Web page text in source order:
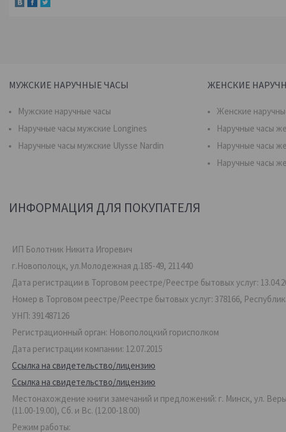
МУЖСКИЕ НАРУЧНЫЕ ЧАСЫ
Мужские наручные часы
Наручные часы мужские Longines
Наручные часы мужские Ulysse Nardin
ЖЕНСКИЕ
Женские
Наручные часы
Наручные часы
Наручные часы
ИНФОРМАЦИЯ ДЛЯ ПОКУПАТЕЛЯ
ИП Болотник Никита Игоревич
г.Новополоцк, ул.Молодежная д.185-49, 211440
Дата регистрации в Торговом реестре/Реестре бытовых услуг:
Номер в Торговом реестре/Реестре бытовых услуг: 378166,
УНП: 391487126
Регистрационный орган: Новополоцкий горисполком
Дата регистрации компании: 12.07.2015
Ссылка на свидетельство/лицензию
Ссылка на свидетельство/лицензию
Местонахождение книги замечаний и предложений: г. Минск, ул.
(11.00-19.00), Сб. и Вс. (12.00-18.00)
Режим работы: